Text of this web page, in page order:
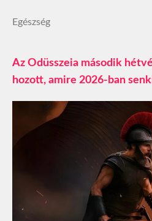
Egészség
Az Odüsszeia második
hozott, amire 2026-ban